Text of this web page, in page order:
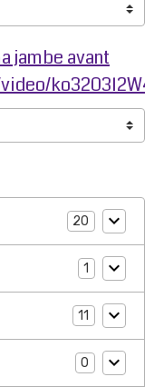
jambe avant
20
1
11
0